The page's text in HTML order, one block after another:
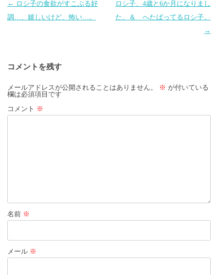
投
稿
ー
シ
ョ
ン
← ロシ子の食欲がすこぶる好
調…、嬉しいけど、怖い…。
ロシ子、4歳と6か月になりまし
た。＆ へたばってるロシ子。
→
コメントを残す
メールアドレスが公開されることはありません。 ※ が付いている
欄は必須項目です
コメント ※
名前 ※
メール ※